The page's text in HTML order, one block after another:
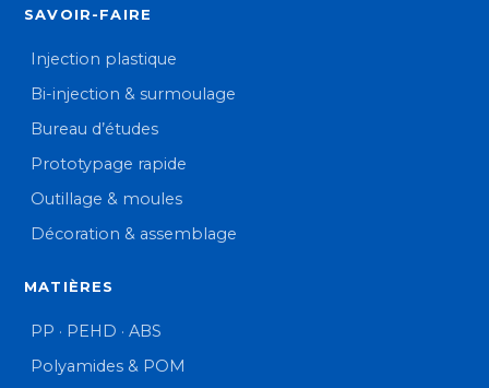
SAVOIR-FAIRE
Injection plastique
Bi-injection & surmoulage
Bureau d’études
Prototypage rapide
Outillage & moules
Décoration & assemblage
MATIÈRES
PP · PEHD · ABS
Polyamides & POM